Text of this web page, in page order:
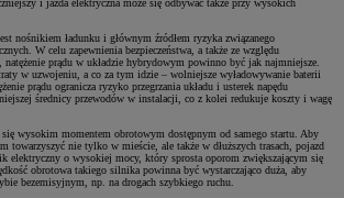
i jazda elektryczna może się odbywać także przy wysokich
nośnikiem ładunku i głównym źródłem ryzyka związanego
W celu zapewnienia bezpieczeństwa, a także ze względu
natężenie prądu w układzie hybrydowym powinno być jak najmniejsze.
w uzwojeniu, a co za tym idzie – wolniejsze wyładowywanie baterii
prądu ogranicza ryzyko przegrzania układu i usterek napędu
średnicy przewodów w instalacji, co z kolei redukuje koszty i wagę
wysokim momentem obrotowym dostępnym od samego startu. Aby
towarzyszyć nie tylko w mieście, ale także w dłuższych trasach, pojazd
elektryczny o wysokiej mocy, który sprosta oporom zwiększającym się
obrotowa takiego silnika powinna być wystarczająco duża, aby
bezemisyjnym, np. na drogach szybkiego ruchu.